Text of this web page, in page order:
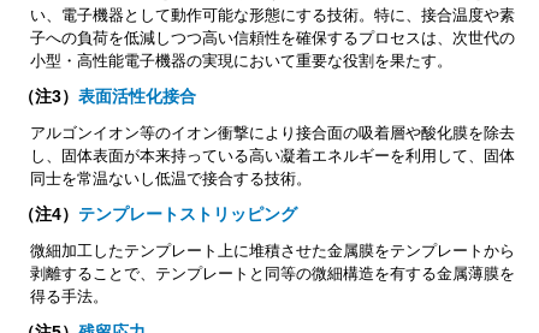
い、電子機器として動作可能な形態にする技術。特に、接合温度や素
子への負荷を低減しつつ高い信頼性を確保するプロセスは、次世代の
小型・高性能電子機器の実現において重要な役割を果たす。
（注3） 表面活性化接合
アルゴンイオン等のイオン衝撃により接合面の吸着層や酸化膜を除去
し、固体表面が本来持っている高い凝着エネルギーを利用して、固体
同士を常温ないし低温で接合する技術。
（注4） テンプレートストリッピング
微細加工したテンプレート上に堆積させた金属膜をテンプレートから
剥離することで、テンプレートと同等の微細構造を有する金属薄膜を
得る手法。